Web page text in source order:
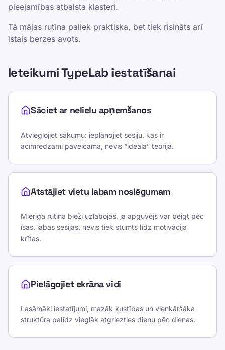
pieejamības atbalsta klasteri.
Tā mājas rutīna paliek praktiska, bet tiek risināts arī
īstais berzes avots.
Ieteikumi TypeLab iestatīšanai
Sāciet ar nelielu apņemšanos
Atvieglojiet sākumu: ieplānojiet sesiju, kas ir
acīmredzami paveicama, nevis “ideāla” teorijā.
Atstājiet vietu labam noslēgumam
Mierīga rutīna bieži uzlabojas, ja apguvējs var beigt pēc
īsas, labas sesijas, nevis tiek stumts līdz motivācija
krītas.
Pielāgojiet ekrāna vidi
Lasāmāki iestatījumi, mazāk kustības un vienkāršāka
struktūra palīdz vieglāk atgriezties dienu pēc dienas.